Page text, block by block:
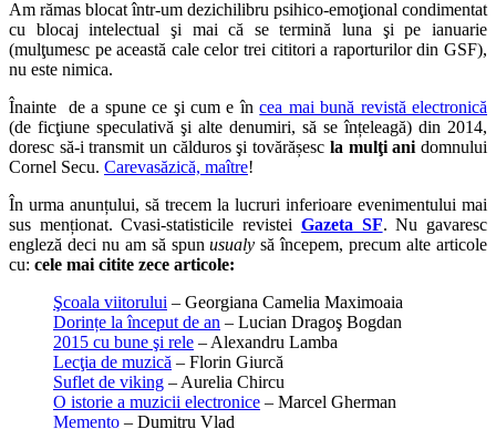
Am rămas blocat într-um dezichilibru psihico-emoţional condimentat
cu blocaj intelectual şi mai că se termină luna şi pe ianuarie
(mulţumesc pe această cale celor trei cititori a raporturilor din GSF),
nu este nimica.
Înainte de a spune ce şi cum e încea mai bună revistă electronică
(de ficţiune speculativă şi alte denumiri, să se înțeleagă) din 2014,
doresc să-i transmit un călduros şi tovărășesc la mulţi ani domnului
Cornel Secu. Carevasăzică, maître!
În urma anunțului, să trecem la lucruri inferioare evenimentului mai
sus menționat. Cvasi-statisticile revistei Gazeta SF. Nu gavaresc
engleză deci nu am să spunusualy să începem, precum alte articole
cu: cele mai citite zece articole:
Şcoala viitorului – Georgiana Camelia Maximoaia
Dorințe la început de an – Lucian Dragoş Bogdan
2015 cu bune şi rele – Alexandru Lamba
Lecţia de muzică – Florin Giurcă
Suflet de viking – Aurelia Chircu
O istorie a muzicii electronice – Marcel Gherman
Memento – Dumitru Vlad